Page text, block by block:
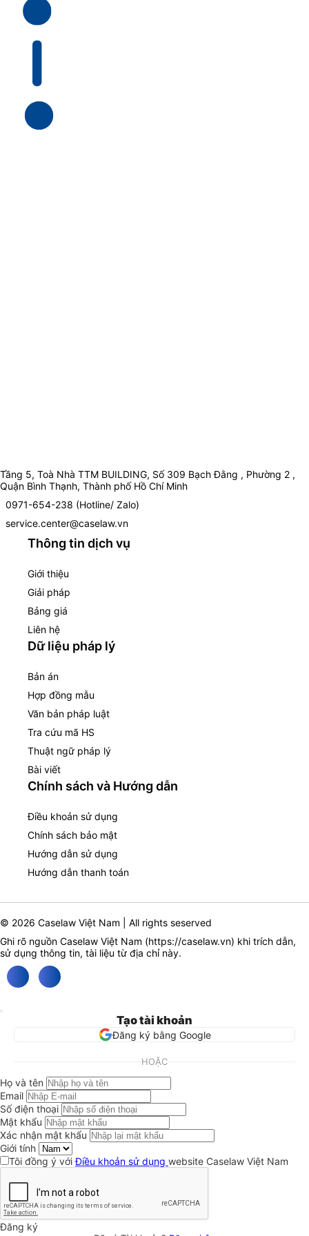
Tầng 5, Toà Nhà TTM BUILDING, Số 309 Bạch Đằng , Phường 2 ,
Quận Bình Thạnh, Thành phố Hồ Chí Minh
0971-654-238 (Hotline/ Zalo)
service.center@caselaw.vn
Thông tin dịch vụ
Giới thiệu
Giải pháp
Bảng giá
Liên hệ
Dữ liệu pháp lý
Bản án
Hợp đồng mẫu
Văn bản pháp luật
Tra cứu mã HS
Thuật ngữ pháp lý
Bài viết
Chính sách và Hướng dẫn
Điều khoản sử dụng
Chính sách bảo mật
Hướng dẫn sử dụng
Hướng dẫn thanh toán
© 2026 Caselaw Việt Nam | All rights seserved
Ghi rõ nguồn Caselaw Việt Nam (https://caselaw.vn) khi trích dẫn,
sử dụng thông tin, tài liệu từ địa chỉ này.
Tạo tài khoản
Đăng ký bằng Google
HOẶC
Họ và tên
Email
Số điện thoại
Mật khẩu
Xác nhận mật khẩu
Giới tính
Tôi đồng ý vớiĐiều khoản sử dụng website Caselaw Việt Nam
Đăng ký